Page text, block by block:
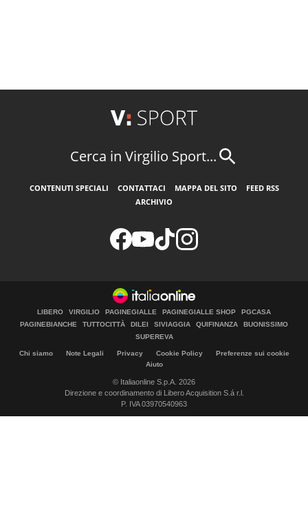
Cerca in Virgilio Sport...
CONTENUTI SPECIALI CONTATTACI MAPPA DEL SITO
FEED RSS
ARCHIVIO
LIBERO VIRGILIO PAGINEGIALLE PAGINEGIALLE SHOP
PGCASA
PAGINEBIANCHE
TUTTOCITTÀ DILEI SIVIAGGIA QUIFINANZA
BUONISSIMO
SUPEREVA
Chi siamo Note Legali Privacy Cookie Policy
Preferenze sui cookie
Aiuto
© Italiaonline S.p.A. 2026
Direzione e coordinamento di Libero Acquisition S.á r.l.
P. IVA 03970540963